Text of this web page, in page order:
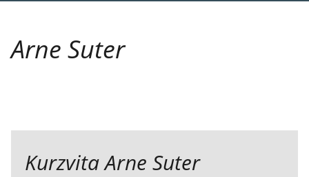
Arne Suter
Kurzvita Arne Suter